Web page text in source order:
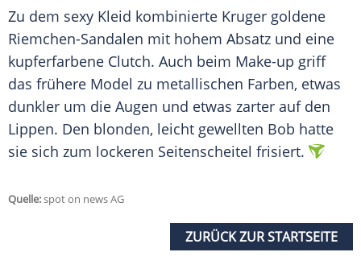
Zu dem sexy Kleid kombinierte Kruger goldene
Riemchen-Sandalen mit hohem Absatz und eine
kupferfarbene Clutch. Auch beim Make-up griff
das frühere Model zu metallischen Farben, etwas
dunkler um die Augen und etwas zarter auf den
Lippen. Den blonden, leicht gewellten Bob hatte
sie sich zum lockeren Seitenscheitel frisiert.
Quelle:spot on news AG
ZURÜCK ZUR STARTSEITE